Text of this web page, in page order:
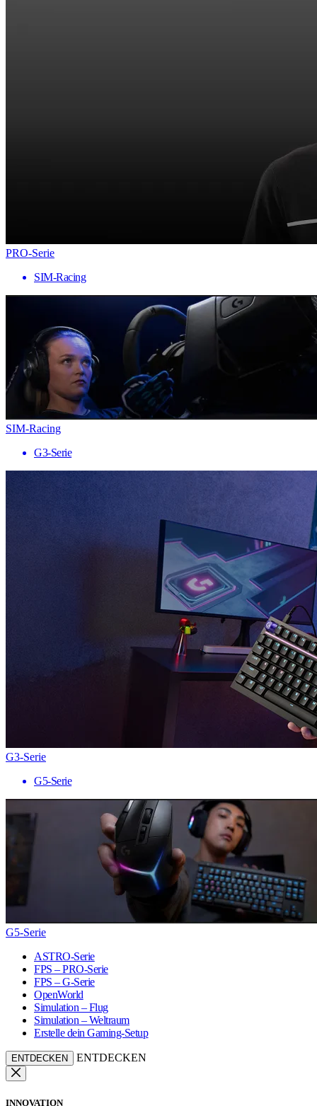
PRO-Serie
SIM-Racing
SIM-Racing
G3-Serie
G3-Serie
G5-Serie
G5-Serie
ASTRO-Serie
FPS – PRO-Serie
FPS – G-Serie
OpenWorld
Simulation – Flug
Simulation – Weltraum
Erstelle dein Gaming-Setup
ENTDECKEN ENTDECKEN
INNOVATION